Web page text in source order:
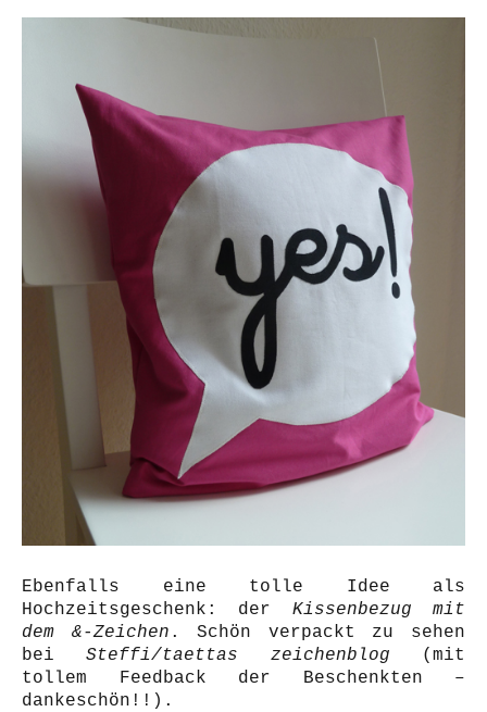
Ebenfalls eine tolle Idee als
Hochzeitsgeschenk: der Kissenbezug mit
dem &-Zeichen . Schön verpackt zu sehen
beiSteffi/taettas zeichenblog (mit
tollem Feedback der Beschenkten –
dankeschön!!).